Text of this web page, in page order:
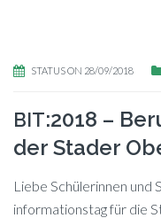
STATUS ON 28/09/2018
BIT:2018 –
der Stader
Lie­be Schü­le­rin­nen und
informations­tag für die